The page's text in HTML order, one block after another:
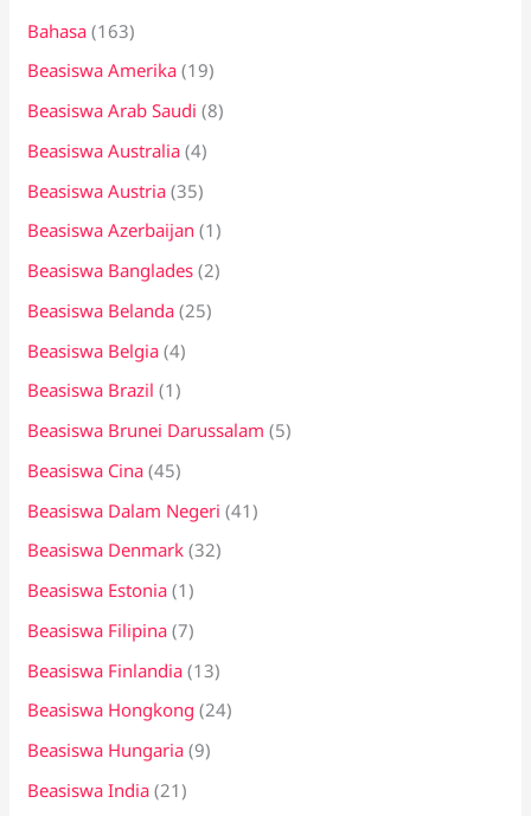
t
u
k
:
Bahasa (163)
Beasiswa Amerika (19)
Beasiswa Arab Saudi (8)
Beasiswa Australia (4)
Beasiswa Austria (35)
Beasiswa Azerbaijan (1)
Beasiswa Banglades (2)
Beasiswa Belanda (25)
Beasiswa Belgia (4)
Beasiswa Brazil (1)
Beasiswa Brunei Darussalam (5)
Beasiswa Cina (45)
Beasiswa Dalam Negeri (41)
Beasiswa Denmark (32)
Beasiswa Estonia (1)
Beasiswa Filipina (7)
Beasiswa Finlandia (13)
Beasiswa Hongkong (24)
Beasiswa Hungaria (9)
Beasiswa India (21)